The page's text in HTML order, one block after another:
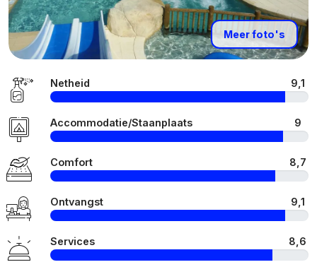
Meer foto's
Netheid 9,1
Accommodatie/Staanplaats 9
Comfort 8,7
Ontvangst 9,1
Services 8,6